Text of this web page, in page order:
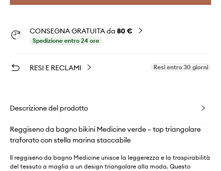
CONSEGNA GRATUITA da 80 €
Spedizione entro 24 ore
RESI E RECLAMI Resi entro 30 giorni
Descrizione del prodotto
Reggiseno da bagno bikini Medicine verde – top triangolare
traforato con stella marina staccabile
Il reggiseno da bagno Medicine unisce la leggerezza e la traspirabilità
del tessuto a maglia a un design triangolare alla moda. Questo